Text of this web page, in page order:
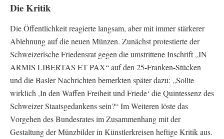
Die Kritik
Die Öffentlichkeit reagierte langsam, aber mit immer stärkerer
Ablehnung auf die neuen Münzen. Zunächst protestierte der
Schweizerische Friedensrat gegen die umstrittene Inschrift „IN
ARMIS LIBERTAS ET PAX“ auf den 25-Franken-Stücken
und die Basler Nachrichten bemerkten später dazu: „Sollte
wirklich ,In den Waffen Freiheit und Friede‘ die Quintessenz des
Schweizer Staatsgedankens sein?“ Im Weiteren löste das
Vorgehen des Bundesrates im Zusammenhang mit der
Gestaltung der Münzbilder in Künstlerkreisen heftige Kritik aus.